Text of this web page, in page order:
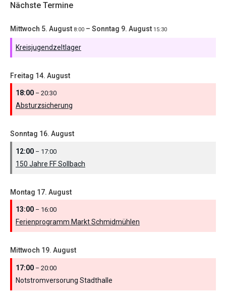
Nächste Termine
Mittwoch 5. August 8:00 – Sonntag 9. August 15:30
Kreisjugendzeltlager
Freitag 14. August
18:00 – 20:30
Absturzsicherung
Sonntag 16. August
12:00 – 17:00
150 Jahre FF Sollbach
Montag 17. August
13:00 – 16:00
Ferienprogramm Markt Schmidmühlen
Mittwoch 19. August
17:00 – 20:00
Notstromversorung Stadthalle